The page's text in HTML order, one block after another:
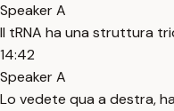
Speaker A
Il tRNA ha una struttura
14:42
Speaker A
Lo vedete qua a destra,